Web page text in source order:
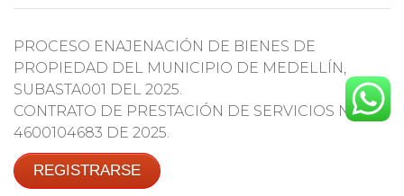
PROCESO ENAJENACIÓN DE BIENES DE
PROPIEDAD DEL MUNICIPIO DE MEDELLÍN,
SUBASTA001 DEL 2025.
CONTRATO DE PRESTACIÓN DE SERVICIOS No.
4600104683 DE 2025.
REGISTRARSE